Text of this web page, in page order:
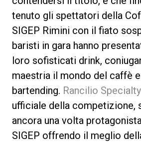
tenuto gli spettatori della
SIGEP Rimini con il fiato
baristi in gara hanno
loro sofisticati drink,
maestria il mondo del caffè e
bartending. Rancilio Specialty
ufficiale della competizione,
ancora una volta
SIGEP offrendo il meglio
Privacy Policy